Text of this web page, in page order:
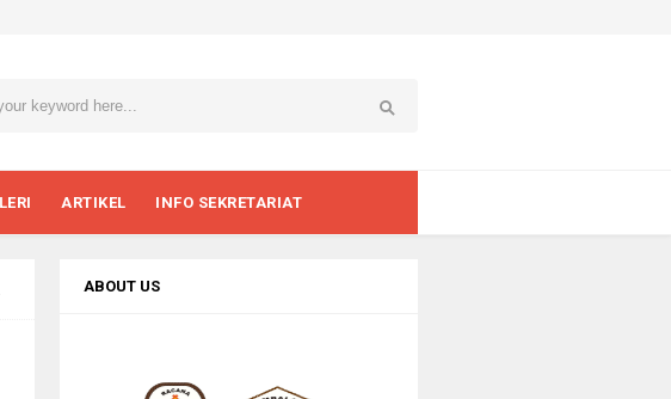
ARTIKEL INFO SEKRETARIAT
ABOUT US